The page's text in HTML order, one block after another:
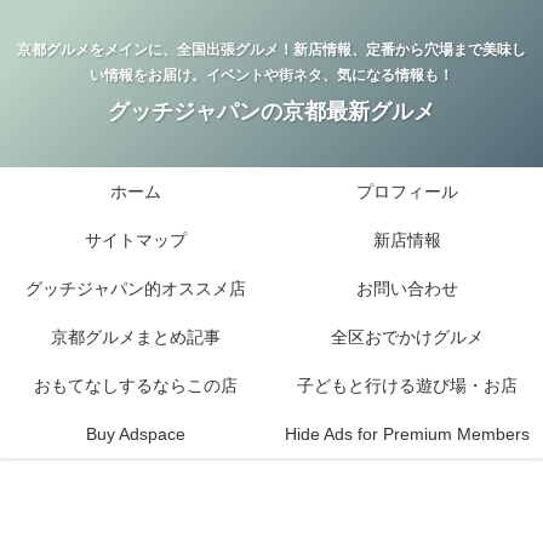
京都グルメをメインに、全国出張グルメ！新店情報、定番から穴場まで美味し
い情報をお届け。イベントや街ネタ、気になる情報も！
グッチジャパンの京都最新グルメ
ホーム プロフィール
サイトマップ 新店情報
グッチジャパン的オススメ店 お問い合わせ
京都グルメまとめ記事 全区おでかけグルメ
おもてなしするならこの店 子どもと行ける遊び場・お店
Buy Adspace Hide Ads for Premium Members